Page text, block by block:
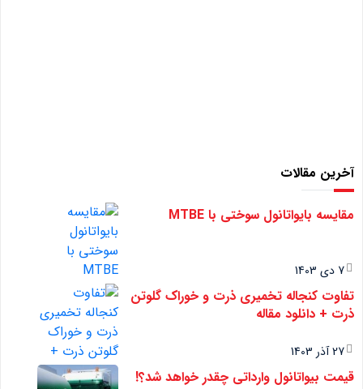
آخرین مقالات
مقایسه بایواتانول سوختی با MTBE
7 دی 1403
تفاوت کنجاله تخمیری ذرت و خوراک گلوتن
ذرت + دانلود مقاله
27 آذر 1403
قیمت بیواتانول وارداتی چقدر خواهد شد؟!